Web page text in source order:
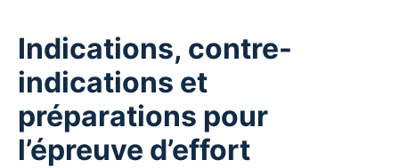
Indications, contre-
indications et
préparations pour
l’épreuve d’effort